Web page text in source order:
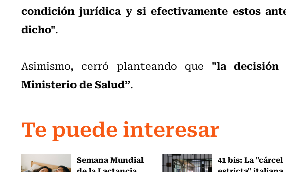
condición jurídica y si efectivamente estos
dicho".
Asimismo, cerró planteando que "la
Ministerio de Salud”.
Te puede interesar
Semana Mundial
41 bis: La "cárcel